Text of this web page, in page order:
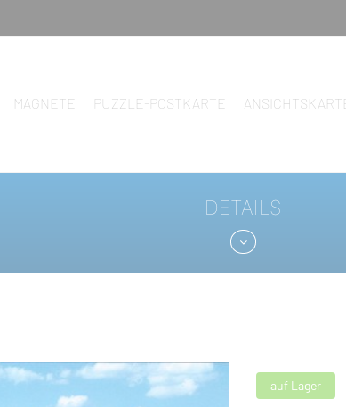
MAGNETE PUZZLE-POSTKARTE
DETAILS
auf Lager